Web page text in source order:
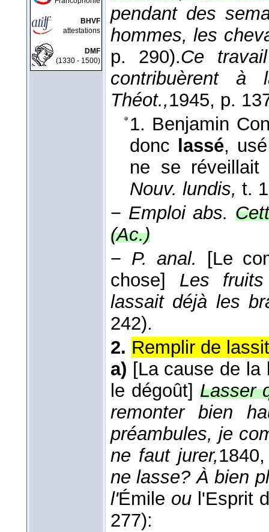
BHVF
attestations
DMF
(1330 - 1500)
pendant des
hommes, les
p. 290).Ce
contribuèrent
Théot.,1945, p.
1. Benjamin
donc
lassé,
ne se
Nouv. lundis, t. 1
− Emploi abs.
(Ac.)
− P. anal.
[Le
chose]
Les
lassait déjà les
242).
2. Remplir de
a) [La cause de
le dégoût] Lasser
remonter bien
préambules, je
ne faut jurer,1840
ne lasse? À bien
l'Émile ou l'Esprit
277):